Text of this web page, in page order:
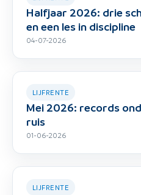
Halfjaar 2026: drie
en een les in discipline
04-07-2026
LIJFRENTE
Mei 2026: records
ruis
01-06-2026
LIJFRENTE